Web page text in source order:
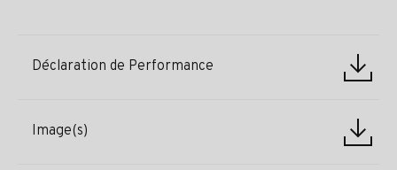
Déclaration de Performance
Image(s)